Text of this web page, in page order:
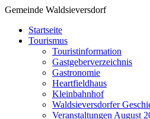
Gemeinde Waldsieversdorf
Startseite
Tourismus
Touristinformation
Gastgeberverzeichnis
Gastronomie
Heartfieldhaus
Kleinbahnhof
Waldsieversdorfer
Veranstaltungen August